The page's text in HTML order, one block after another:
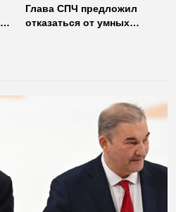
Глава СПЧ предложил
отказаться от умных